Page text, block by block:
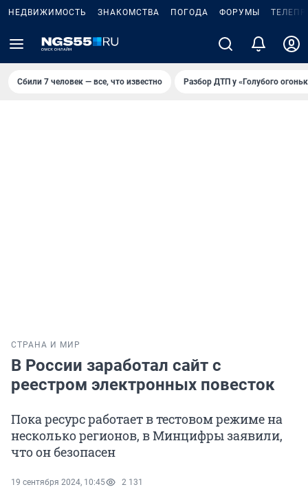
НЕДВИЖИМОСТЬ ЗНАКОМСТВА ПОГОДА ФОРУМЫ
Сбили 7 человек — все, что известно Разбор ДТП у «Голубого
СТРАНА И МИР
В России заработал сайт с
реестром электронных повесток
Пока ресурс работает в тестовом режиме на
несколько регионов, в Минцифры заявили,
что он безопасен
19 сентября 2024, 10:45 2 131